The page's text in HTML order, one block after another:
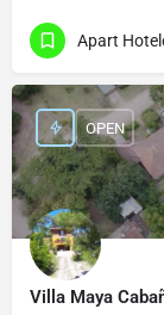
Apart
Villa Maya
OPEN